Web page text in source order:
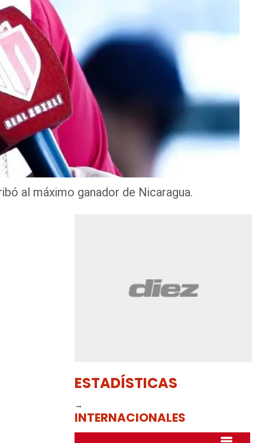
al máximo ganador de Nicaragua.
ESTADÍSTICAS
→
INTERNACIONALES